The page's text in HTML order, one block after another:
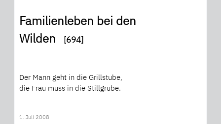
Familienleben bei den
Wilden [694]
Der Mann geht in die Grillstube,
die Frau muss in die Stillgrube.
1. Juli 2008